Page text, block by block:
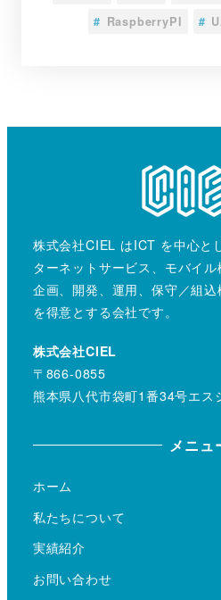
# RaspberryPI #
株式会社CIEL はICT を中心と
ターネットサービス、モバイ
企画、開発、運用、保守／組
を得意とする会社です。
株式会社CIEL
〒866-0855
熊本県八代市袋町1番34号エス
メニュ
ホーム
私たちについて
実績紹介
お問い合わせ